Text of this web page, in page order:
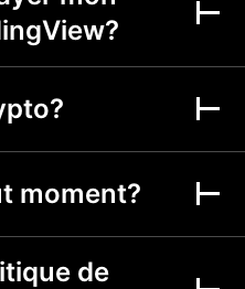
100
2 mo. 2 mo.
moment?
de